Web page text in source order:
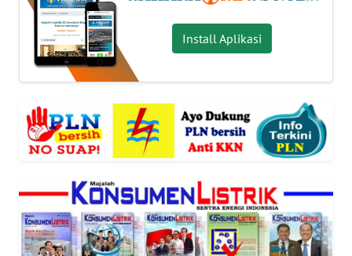
Install Aplikasi
INFO
IKLAN
KAMI
PEDOMAN
REDAKSI